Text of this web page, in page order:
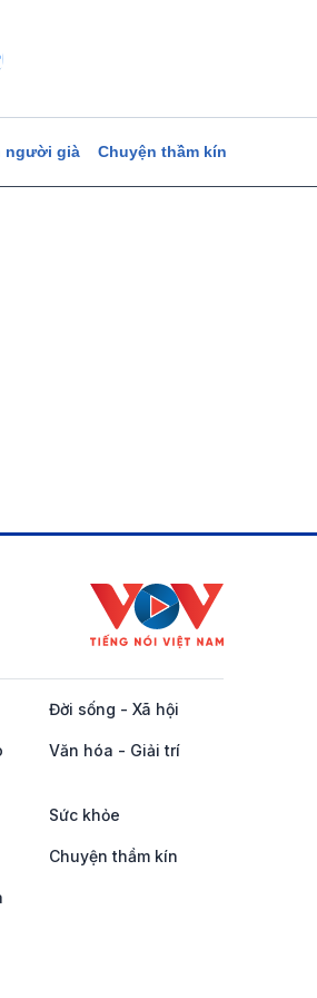
người già Chuyện thầm kín
Đời sống - Xã hội
Văn hóa - Giải trí
Sức khỏe
Chuyện thầm kín